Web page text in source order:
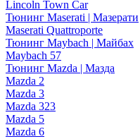
Lincoln Town Car
Тюнинг Maserati | Мазерати
Maserati Quattroporte
Тюнинг Maybach | Майбах
Maybach 57
Тюнинг Mazda | Мазда
Mazda 2
Mazda 3
Mazda 323
Mazda 5
Mazda 6